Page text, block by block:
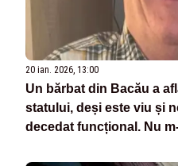
20 ian. 2026, 13:00
Un bărbat din Bacău a
statului, deși este viu și
decedat funcțional. Nu